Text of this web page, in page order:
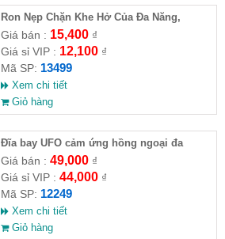
Ron Nẹp Chặn Khe Hở Của Đa Năng,
Chống Côn Trùng( HĐ )
Giá bán : 15,400₫
Giá sỉ VIP : 12,100₫
Mã SP: 13499
Xem chi tiết
Giỏ hàng
Đĩa bay UFO cảm ứng hồng ngoại đa
chiều tự động bay về
Giá bán : 49,000₫
Giá sỉ VIP : 44,000₫
Mã SP: 12249
Xem chi tiết
Giỏ hàng